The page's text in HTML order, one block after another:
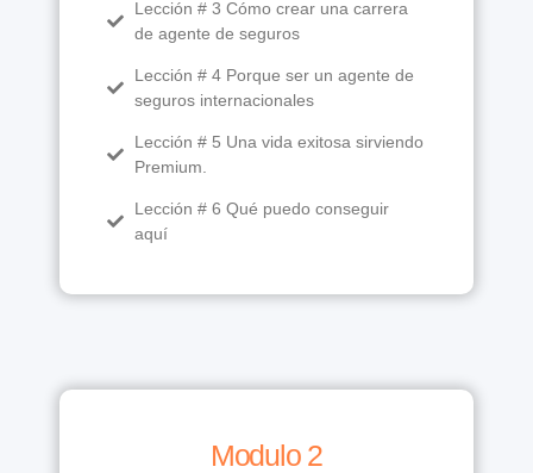
Lección # 3 Cómo crear una carrera
de agente de seguros
Lección # 4 Porque ser un agente de
seguros internacionales
Lección # 5 Una vida exitosa sirviendo
Premium.
Lección # 6 Qué puedo conseguir
aquí
Modulo 2